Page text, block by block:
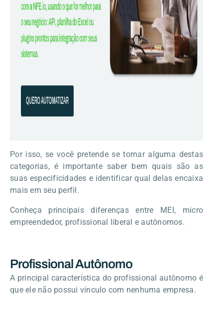
Por isso, se você pretende se tornar alguma destas
categorias, é importante saber bem quais são as
suas especificidades e identificar qual delas encaixa
mais em seu perfil.
Conheça principais diferenças entre MEI, micro
empreendedor, profissional liberal e autônomos.
Profissional Autônomo
A principal característica do profissional autônomo é
que ele não possui vínculo com nenhuma empresa.